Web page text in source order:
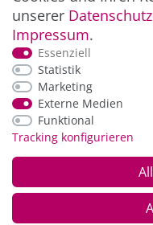
*Alle Preise inkl. der gesetzl.
und Versandkosten
unserer
Impressum.
Essenziell
Statistik
Marketing
Externe Medien
Funktional
Tracking konfigurieren
© Copyright 2026 Alle